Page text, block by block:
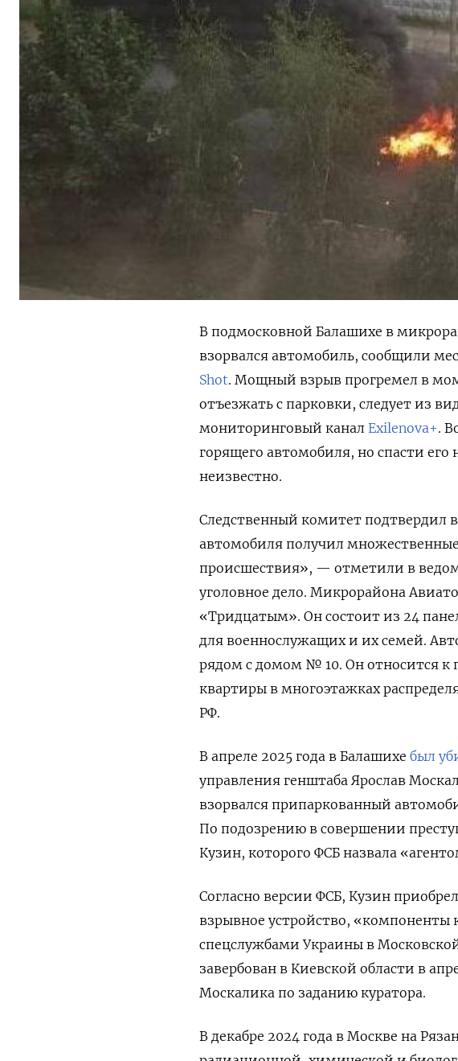
В подмосковной Балашихе в
взорвался автомобиль, сообщили
Shot. Мощный взрыв прогремел в
отъезжать с парковки, следует из
мониторинговый канал Exilenova+.
горящего автомобиля, но спасти его
неизвестно.
Следственный комитет подтвердил
автомобиля получил
происшествия», — отметили в
уголовное дело. Микрорайона
«Тридцатым». Он состоит из 24
для военнослужащих и их семей.
рядом с домом № 10. Он относится к
квартиры в многоэтажках
РФ.
В апреле 2025 года в Балашихе был
управления генштаба Ярослав
взорвался припаркованный
По подозрению в совершении
Кузин, которого ФСБ назвала
Согласно версии ФСБ, Кузин
взрывное устройство, «компоненты
спецслужбами Украины в
завербован в Киевской области в
Москалика по заданию куратора.
В декабре 2024 года в Москве на